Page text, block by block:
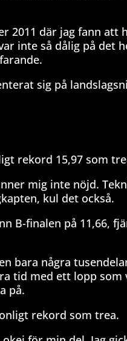
2011 där jag fann
inte så dålig på det
sig på
rekord 15,97 som
mig inte nöjd.
kul det också.
B-finalen på 11,66,
bara några
tid med ett lopp
på.
rekord som trea.